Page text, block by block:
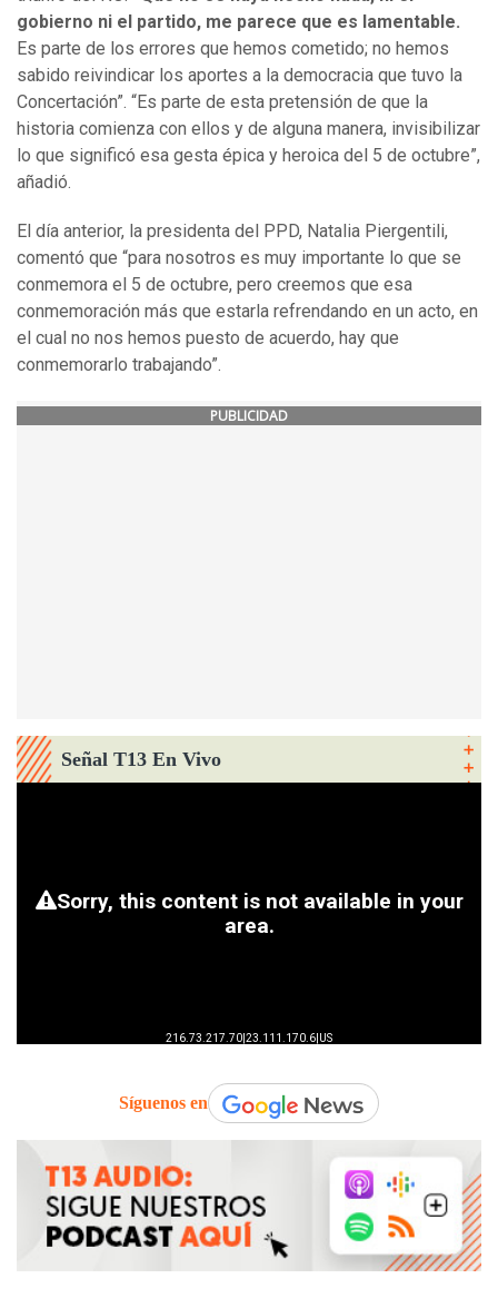
gobierno ni el partido, me parece que es lamentable.
Es parte de los errores que hemos cometido; no hemos
sabido reivindicar los aportes a la democracia que tuvo la
Concertación”. “Es parte de esta pretensión de que la
historia comienza con ellos y de alguna manera, invisibilizar
lo que significó esa gesta épica y heroica del 5 de octubre”,
añadió.
El día anterior, la presidenta del PPD, Natalia Piergentili,
comentó que “para nosotros es muy importante lo que se
conmemora el 5 de octubre, pero creemos que esa
conmemoración más que estarla refrendando en un acto, en
el cual no nos hemos puesto de acuerdo, hay que
conmemorarlo trabajando”.
PUBLICIDAD
Señal T13 En Vivo
Síguenos en